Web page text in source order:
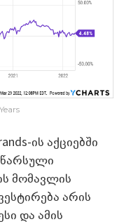
ის აქციებში
წარსული
მომავლის
არის
და ამის